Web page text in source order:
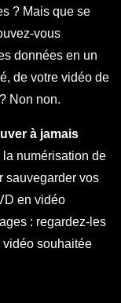
? Mais que se
vous
données en un
de votre vidéo de
Non non.
à jamais
la numérisation de
sauvegarder vos
en vidéo
: regardez-les
vidéo souhaitée